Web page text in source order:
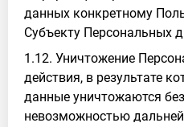
данных конкретному
Субъекту Персональных
1.12. Уничтожение
действия, в результате
данные уничтожаются
невозможностью